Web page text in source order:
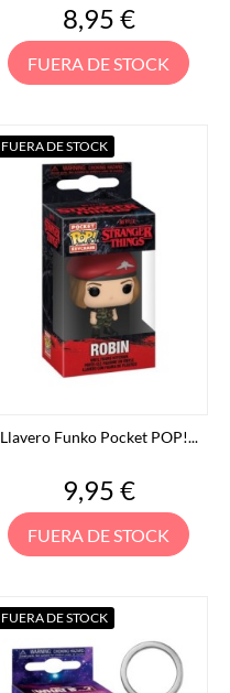
Precio
8,95 €
FUERA DE STOCK
Llavero Funko Pocket POP!...
Precio
9,95 €
FUERA DE STOCK
FUERA DE STOCK
FUERA DE STOCK